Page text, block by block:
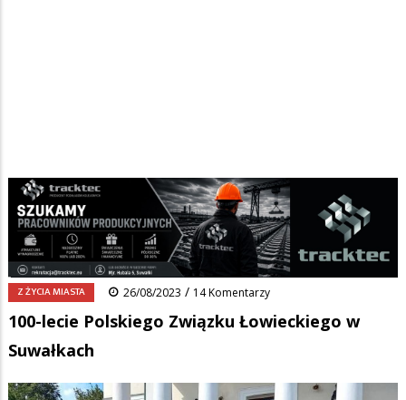
Ścieżka
nawigacyjna
Strona główna Wiadomości/Z życia miasta/
100-lecie Polskiego Związku Łowieckiego w Suwałkach
FacebookPinterest Tumblr
0 Reddit Share
Z ŻYCIA MIASTA 26/08/2023 / 14 Komentarzy
100-lecie Polskiego Związku Łowieckiego w
Suwałkach